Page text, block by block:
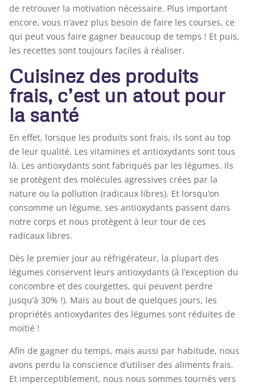
de retrouver la motivation nécessaire. Plus important
encore, vous n’avez plus besoin de faire les courses, ce
qui peut vous faire gagner beaucoup de temps ! Et puis,
les recettes sont toujours faciles à réaliser.
Cuisinez des produits
frais, c’est un atout pour
la santé
En effet, lorsque les produits sont frais, ils sont au top
de leur qualité. Les vitamines et antioxydants sont tous
là. Les antioxydants sont fabriqués par les légumes. Ils
se protègent des molécules agressives crées par la
nature ou la pollution (radicaux libres). Et lorsqu’on
consomme un légume, ses antioxydants passent dans
notre corps et nous protègent à leur tour de ces
radicaux libres.
Dès le premier jour au réfrigérateur, la plupart des
légumes conservent leurs antioxydants (à l’exception du
concombre et des courgettes, qui peuvent perdre
jusqu’à 30% !). Mais au bout de quelques jours, les
propriétés antioxydantes des légumes sont réduites de
moitié !
Afin de gagner du temps, mais aussi par habitude, nous
avons perdu la conscience d’utiliser des aliments frais.
Et imperceptiblement, nous nous sommes tournés vers